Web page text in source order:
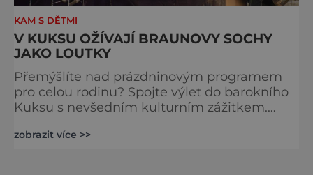
KAM S DĚTMI
V KUKSU OŽÍVAJÍ BRAUNOVY SOCHY
JAKO LOUTKY
Přemýšlíte nad prázdninovým programem
pro celou rodinu? Spojte výlet do barokního
Kuksu s nevšedním kulturním zážitkem.
Comoedien-Hausu zve na stálou expozici
zobrazit více >>